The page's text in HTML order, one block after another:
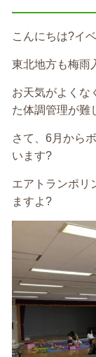
こんにちは?イ
東北地方も梅雨
お天気がよくな
た体調管理が難
さて、6月から
います?
エアトランポリ
ますよ?